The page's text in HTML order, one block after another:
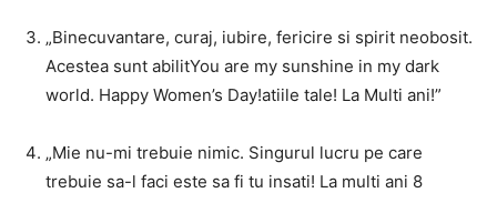
„Binecuvantare, curaj, iubire, fericire si spirit neobosit.
Acestea sunt abilitYou are my sunshine in my dark
world. Happy Women’s Day!atiile tale! La Multi ani!”
„Mie nu-mi trebuie nimic. Singurul lucru pe care
trebuie sa-l faci este sa fi tu insati! La multi ani 8